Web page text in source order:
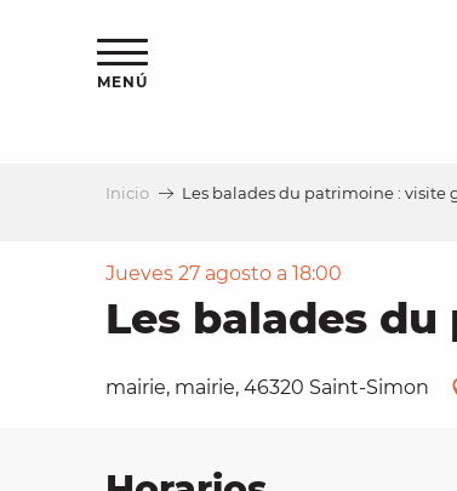
MENÚ
Inicio Les balades du patrimoine : visite
Jueves 27 agosto a 18:00
Les balades
mairie, mairie, 46320 Saint-Simon